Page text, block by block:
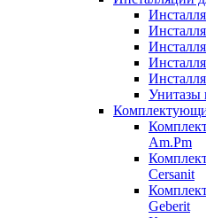
Унитазы
Am.Pm
Cersanit
Geberit